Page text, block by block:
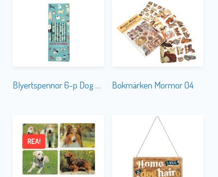
Blyertspennor 6-p Dog Show Bokmärken Mormor 04
REA!